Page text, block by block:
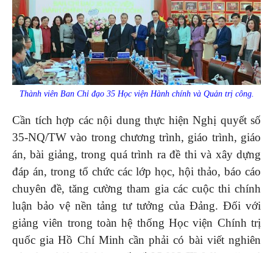
Thành viên Ban Chỉ đạo 35 Học viện Hành chính và Quản trị công.
Cần tích hợp các nội dung thực hiện Nghị quyết số
35-NQ/TW vào trong chương trình, giáo trình, giáo
án, bài giảng, trong quá trình ra đề thi và xây dựng
đáp án, trong tổ chức các lớp học, hội thảo, báo cáo
chuyên đề, tăng cường tham gia các cuộc thi chính
luận bảo vệ nền tảng tư tưởng của Đảng. Đối với
giảng viên trong toàn hệ thống Học viện Chính trị
quốc gia Hồ Chí Minh cần phải có bài viết nghiên